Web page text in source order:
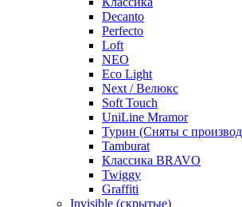
Decanto
Perfecto
Loft
NEO
Eco Light
Next / Велюкс
Soft Touch
UniLine Mramor
Турин (Сняты с
Tamburat
Классика BRAVO
Twiggy
Graffiti
Invisible (скрытые)